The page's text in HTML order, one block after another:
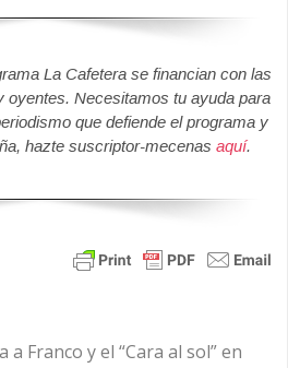
La Cafetera se financian con las
oyentes. Necesitamos tu ayuda para
que defiende el programa y
hazte suscriptor-mecenas aquí.
Franco y el “Cara al sol” en